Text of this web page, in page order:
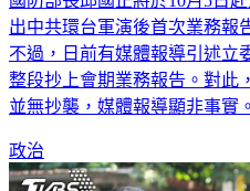
出中共環台軍演後首次業務報
不過，日前有媒體報導引述立
整段抄上會期業務報告。對此
並無抄襲，媒體報導顯非事實。
政治